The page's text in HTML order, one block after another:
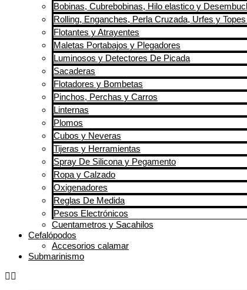
Bobinas, Cubrebobinas, Hilo elastico y
Rolling, Enganches, Perla Cruzada, Urfes y
Flotantes y Atrayentes
Maletas Portabajos y Plegadores
Luminosos y Detectores De Picada
Sacaderas
Flotadores y Bombetas
Pinchos, Perchas y Carros
Linternas
Plomos
Cubos y Neveras
Tijeras y Herramientas
Spray De Silicona y Pegamento
Ropa y Calzado
Oxigenadores
Reglas De Medida
Pesos Electrónicos
Cuentametros y Sacahilos
Cefalópodos
Accesorios calamar
Submarinismo